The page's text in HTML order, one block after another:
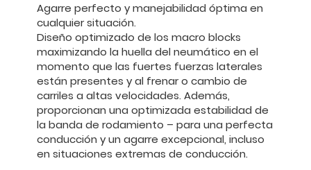
Agarre perfecto y manejabilidad óptima en
cualquier situación.
Diseño optimizado de los macro blocks
maximizando la huella del neumático en el
momento que las fuertes fuerzas laterales
están presentes y al frenar o cambio de
carriles a altas velocidades. Además,
proporcionan una optimizada estabilidad de
la banda de rodamiento – para una perfecta
conducción y un agarre excepcional, incluso
en situaciones extremas de conducción.